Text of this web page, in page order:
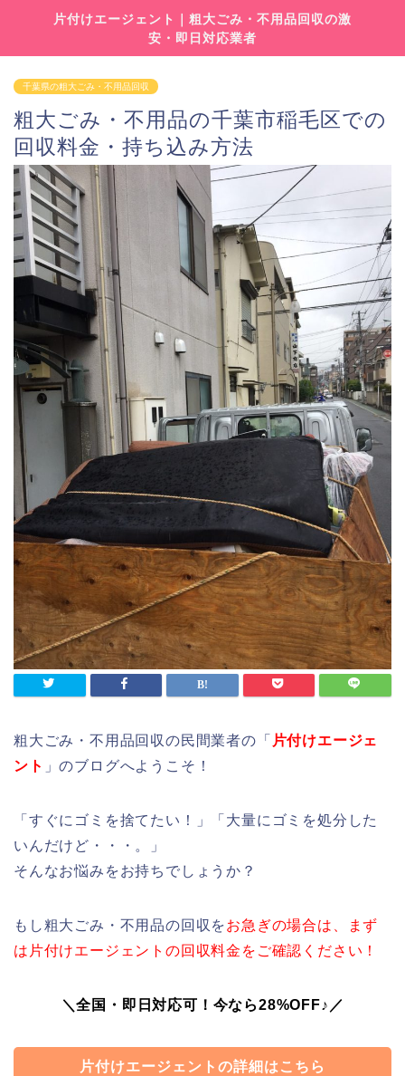
片付けエージェント｜粗大ごみ・不用品回収の激
安・即日対応業者
千葉県の粗大ごみ・不用品回収
粗大ごみ・不用品の千葉市稲毛区での
回収料金・持ち込み方法
粗大ごみ・不用品回収の民間業者の「 片付けエージェ
ント 」のブログへようこそ！
「すぐにゴミを捨てたい！」「大量にゴミを処分した
いんだけど・・・。」
そんなお悩みをお持ちでしょうか？
もし粗大ごみ・不用品の回収をお急ぎの場合は、まず
は片付けエージェントの回収料金をご確認ください！
＼全国・即日対応可！今なら28%OFF♪／
片付けエージェントの詳細はこちら